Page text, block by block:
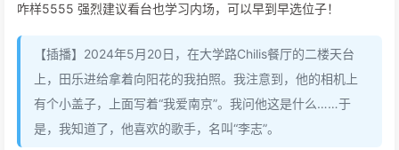
咋样5555 强烈建议看台也学习内场，可以早到早选位子！
【插播】2024年5月20日，在大学路Chilis餐厅的二楼天台
上，田乐进给拿着向阳花的我拍照。我注意到，他的相机上
有个小盖子，上面写着“我爱南京”。我问他这是什么……于
是，我知道了，他喜欢的歌手，名叫“李志”。